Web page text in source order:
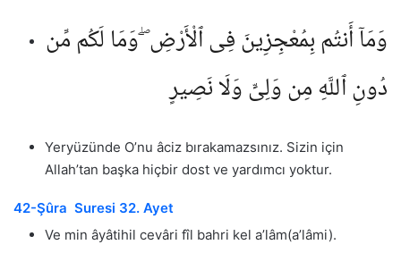
وَمَآ أَنتُم بِمُعْجِزِينَ فِى ٱلْأَرْضِ ۖ وَمَا لَكُم مِّن
دُونِ ٱللَّهِ مِن وَلِىٍّ وَلَا نَصِيرٍ
Yeryüzünde O’nu âciz bırakamazsınız. Sizin için
Allah’tan başka hiçbir dost ve yardımcı yoktur.
42-Şûra Suresi 32. Ayet
Ve min âyâtihil cevâri fîl bahri kel a’lâm(a’lâmi).